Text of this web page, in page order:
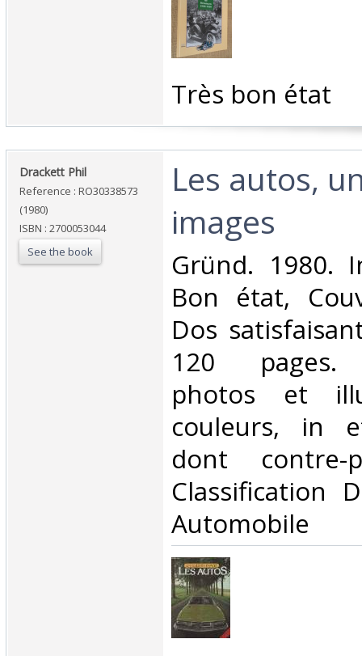
‎Très bon état ‎
‎Drackett Phil‎
Reference : RO30338573
(1980)
ISBN : 2700053044
See the book
‎Les autos,
images‎
‎Gründ. 1980.
Bon état,
Dos
120 pages.
photos et
couleurs, in
dont
Classification
Automobile‎